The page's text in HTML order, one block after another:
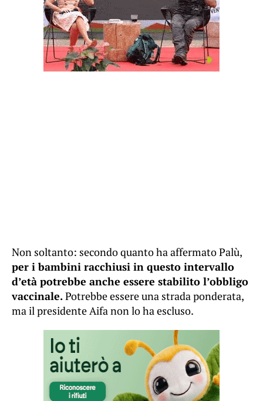
Non soltanto: secondo quanto ha affermato Palù,
per i bambini racchiusi in questo intervallo
d’età potrebbe anche essere stabilito l’obbligo
vaccinale.Potrebbe essere una strada ponderata,
ma il presidente Aifa non lo ha escluso.